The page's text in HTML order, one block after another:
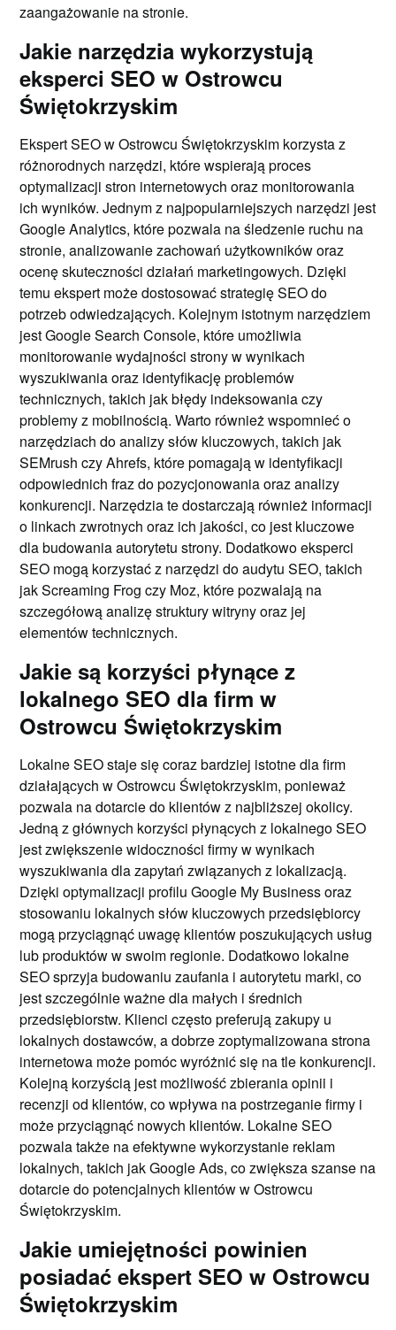
zaangażowanie na stronie.
Jakie narzędzia wykorzystują
eksperci SEO w Ostrowcu
Świętokrzyskim
Ekspert SEO w Ostrowcu Świętokrzyskim korzysta z
różnorodnych narzędzi, które wspierają proces
optymalizacji stron internetowych oraz monitorowania
ich wyników. Jednym z najpopularniejszych narzędzi jest
Google Analytics, które pozwala na śledzenie ruchu na
stronie, analizowanie zachowań użytkowników oraz
ocenę skuteczności działań marketingowych. Dzięki
temu ekspert może dostosować strategię SEO do
potrzeb odwiedzających. Kolejnym istotnym narzędziem
jest Google Search Console, które umożliwia
monitorowanie wydajności strony w wynikach
wyszukiwania oraz identyfikację problemów
technicznych, takich jak błędy indeksowania czy
problemy z mobilnością. Warto również wspomnieć o
narzędziach do analizy słów kluczowych, takich jak
SEMrush czy Ahrefs, które pomagają w identyfikacji
odpowiednich fraz do pozycjonowania oraz analizy
konkurencji. Narzędzia te dostarczają również informacji
o linkach zwrotnych oraz ich jakości, co jest kluczowe
dla budowania autorytetu strony. Dodatkowo eksperci
SEO mogą korzystać z narzędzi do audytu SEO, takich
jak Screaming Frog czy Moz, które pozwalają na
szczegółową analizę struktury witryny oraz jej
elementów technicznych.
Jakie są korzyści płynące z
lokalnego SEO dla firm w
Ostrowcu Świętokrzyskim
Lokalne SEO staje się coraz bardziej istotne dla firm
działających w Ostrowcu Świętokrzyskim, ponieważ
pozwala na dotarcie do klientów z najbliższej okolicy.
Jedną z głównych korzyści płynących z lokalnego SEO
jest zwiększenie widoczności firmy w wynikach
wyszukiwania dla zapytań związanych z lokalizacją.
Dzięki optymalizacji profilu Google My Business oraz
stosowaniu lokalnych słów kluczowych przedsiębiorcy
mogą przyciągnąć uwagę klientów poszukujących usług
lub produktów w swoim regionie. Dodatkowo lokalne
SEO sprzyja budowaniu zaufania i autorytetu marki, co
jest szczególnie ważne dla małych i średnich
przedsiębiorstw. Klienci często preferują zakupy u
lokalnych dostawców, a dobrze zoptymalizowana strona
internetowa może pomóc wyróżnić się na tle konkurencji.
Kolejną korzyścią jest możliwość zbierania opinii i
recenzji od klientów, co wpływa na postrzeganie firmy i
może przyciągnąć nowych klientów. Lokalne SEO
pozwala także na efektywne wykorzystanie reklam
lokalnych, takich jak Google Ads, co zwiększa szanse na
dotarcie do potencjalnych klientów w Ostrowcu
Świętokrzyskim.
Jakie umiejętności powinien
posiadać ekspert SEO w Ostrowcu
Świętokrzyskim